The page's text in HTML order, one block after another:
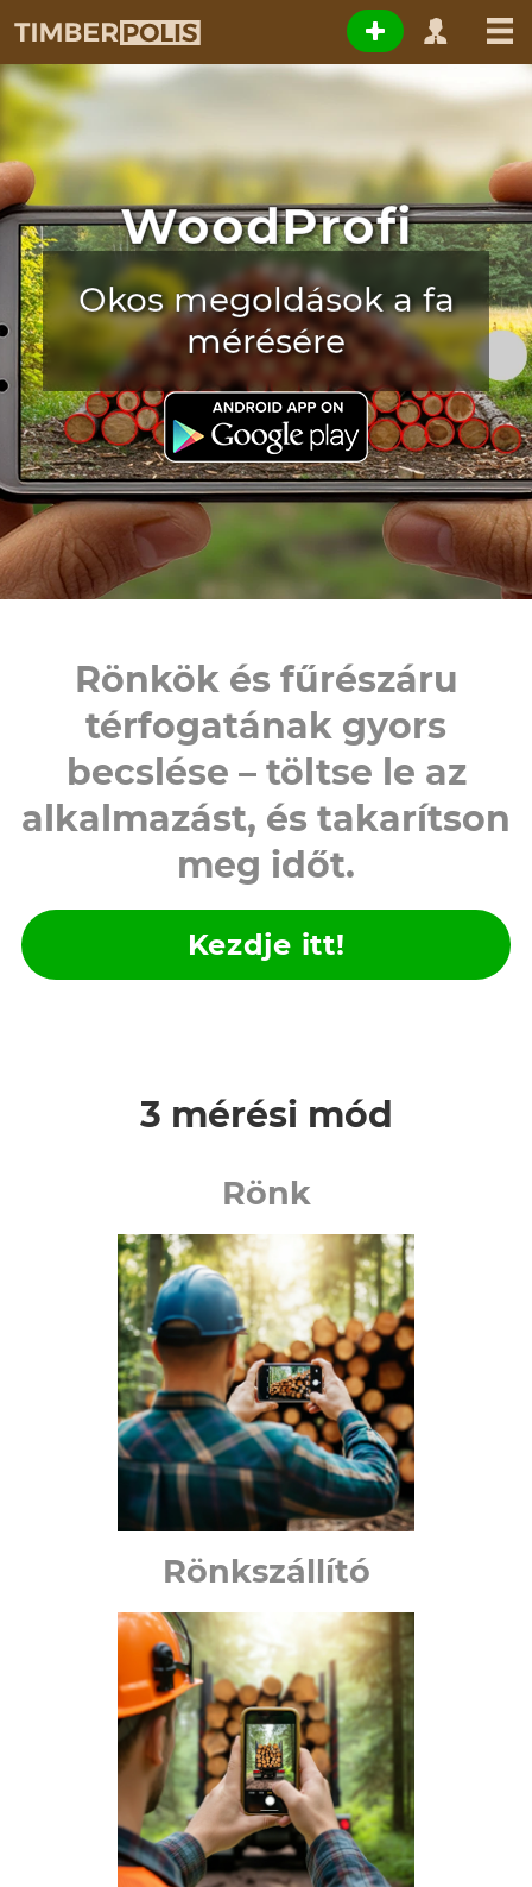
WoodProfi
Okos megoldások a fa
mérésére
Rönkök és fűrészáru
térfogatának gyors
becslése – töltse le az
alkalmazást, és takarítson
meg időt.
Kezdje itt!
3 mérési mód
Rönk
Rönkszállító